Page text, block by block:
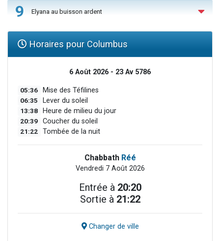
9 Elyana au buisson ardent
Horaires pour Columbus
6 Août 2026 - 23 Av 5786
05:36 Mise des Téfilines
06:35 Lever du soleil
13:38 Heure de milieu du jour
20:39 Coucher du soleil
21:22 Tombée de la nuit
Chabbath Réé
Vendredi 7 Août 2026
Entrée à 20:20
Sortie à 21:22
Changer de ville